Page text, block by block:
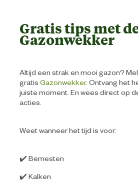
Gratis tips met
Gazonwekker
Altijd een strak en mooi gazon?
gratis Gazonwekker. Ontvang het
juiste moment. En wees direct op
acties.
Weet wanneer het tijd is voor:
✔️ Bemesten
✔️ Kalken